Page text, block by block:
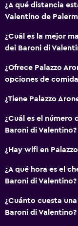
Wifi disponible en
Toallas
Artículos de aseo
Alarma de humo
Calefacción
Adaptador
Gel de ducha
Aire acondicionado
Toallas/ropa de
¿A qué distancia
Valentino de
¿Cuál es la mejor
dei Baroni di
¿Ofrece Palazzo
opciones de
¿Tiene Palazzo
¿Cuál es el número
Baroni di Valentino?
¿Hay wifi en
¿A qué hora es el
Baroni di Valentino?
¿Cuánto cuesta
Baroni di Valentino?